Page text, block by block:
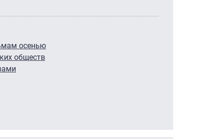
осенью
обществ